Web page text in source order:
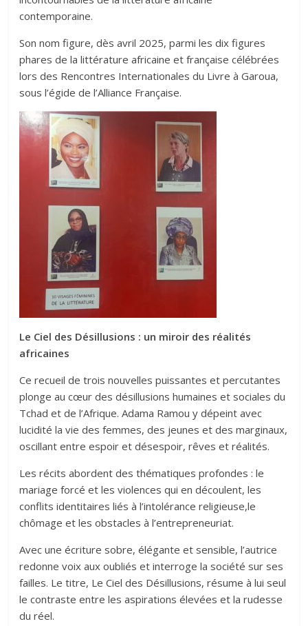
contemporaine.
Son nom figure, dès avril 2025, parmi les dix figures
phares de la littérature africaine et française célébrées
lors des Rencontres Internationales du Livre à Garoua,
sous l’égide de l’Alliance Française.
Le Ciel des Désillusions : un miroir des réalités
africaines
Ce recueil de trois nouvelles puissantes et percutantes
plonge au cœur des désillusions humaines et sociales du
Tchad et de l’Afrique. Adama Ramou y dépeint avec
lucidité la vie des femmes, des jeunes et des marginaux,
oscillant entre espoir et désespoir, rêves et réalités.
Les récits abordent des thématiques profondes : le
mariage forcé et les violences qui en découlent, les
conflits identitaires liés à l’intolérance religieuse,le
chômage et les obstacles à l’entrepreneuriat.
Avec une écriture sobre, élégante et sensible, l’autrice
redonne voix aux oubliés et interroge la société sur ses
failles. Le titre, Le Ciel des Désillusions, résume à lui seul
le contraste entre les aspirations élevées et la rudesse
du réel.